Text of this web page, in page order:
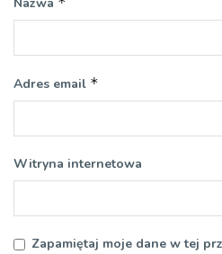
Nazwa
Adres email *
Witryna internetowa
Zapamiętaj moje dane w tej